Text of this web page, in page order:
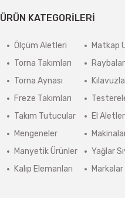
ÜRÜN KATEGORİLERİ
Ölçüm Aletleri
Torna Takımları
Torna Aynası
Freze Takımları
Takım Tutucular
Mengeneler
Manyetik Ürünler
Kalıp Elemanları
Matkap
Raybalar
El
Yağlar
Markalar